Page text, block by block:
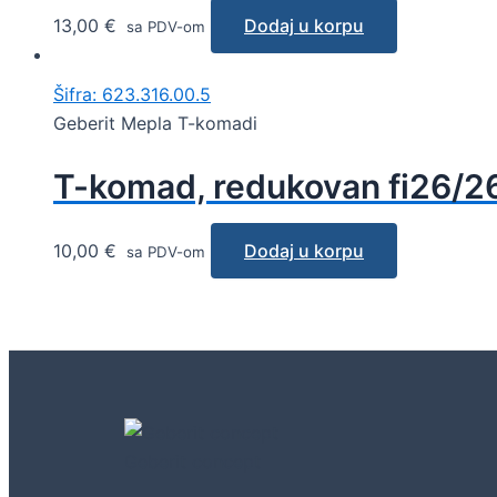
13,00 € sa PDV-om Dodaj u korpu
Šifra: 623.316.00.5
Geberit Mepla T-komadi
T-komad, redukovan fi26/
10,00 € sa PDV-om Dodaj u korpu